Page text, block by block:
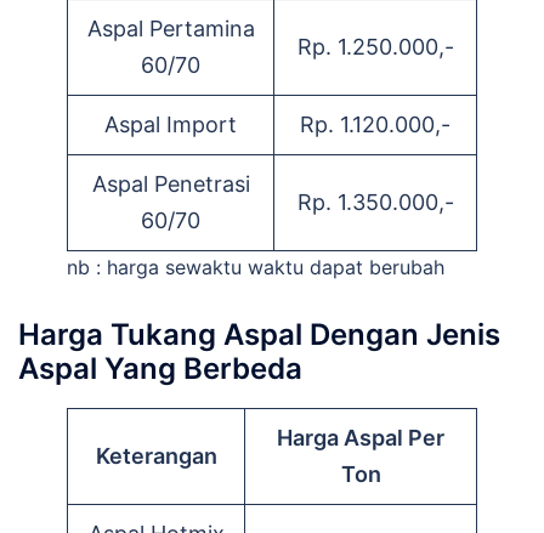
Aspal Pertamina
60/70
Rp. 1.250.000,-
Aspal Import Rp. 1.120.000,-
Aspal Penetrasi
60/70
Rp. 1.350.000,-
nb : harga sewaktu waktu dapat berubah
Harga Tukang Aspal Dengan Jenis
Aspal Yang Berbeda
Keterangan
Harga Aspal Per
Ton